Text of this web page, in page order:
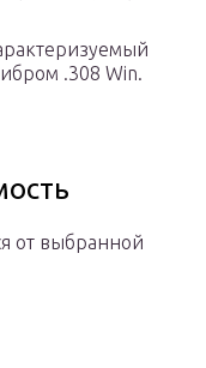
.308 Win.
от выбранной